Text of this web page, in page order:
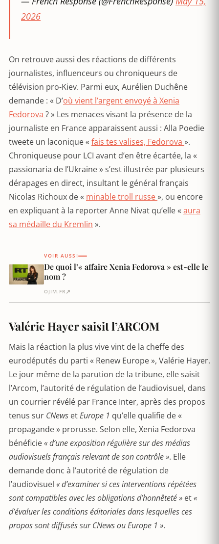
2026
On retrouve aussi des réactions de différents
journalistes, influenceurs ou chroniqueurs de
télévision pro-Kiev. Parmi eux, Aurélien Duchêne
demande : « D’où vient l’argent envoyé à Xenia
Fedorova ? » Les menaces visant la présence de la
journaliste en France apparaissent aussi : Alla Poedie
tweete un laconique « fais tes valises, Fedorova ».
Chroniqueuse pour LCI avant d’en être écartée, la «
passionaria de l’Ukraine » s’est illustrée par plusieurs
dérapages en direct, insultant le général français
Nicolas Richoux de « minable troll russe», ou encore
en expliquant à la reporter Anne Nivat qu’elle « aura
sa médaille du Kremlin ».
VOIR AUSSI
De quoi l’« affaire Xenia Fedorova » est-elle le
nom ?
OJIM.FR ↗
Valérie Hayer saisit l’ARCOM
Mais la réaction la plus vive vint de la cheffe des
eurodéputés du parti « Renew Europe », Valérie Hayer.
Le jour même de la parution de la tribune, elle saisit
l’Arcom, l’autorité de régulation de l’audiovisuel, dans
un courrier révélé par France Inter, après des propos
tenus sur CNews etEurope 1 qu’elle qualifie de «
propagande » prorusse. Selon elle, Xenia Fedorova
bénéficie« d’une exposition régulière sur des médias
audiovisuels français relevant de son contrôle ». Elle
demande donc à l’autorité de régulation de
l’audiovisuel « d’examiner si ces interventions répétées
sont compatibles avec les obligations d’honnêteté » et«
d’évaluer les conditions éditoriales dans lesquelles ces
propos sont diffusés sur CNews ou Europe 1 ».